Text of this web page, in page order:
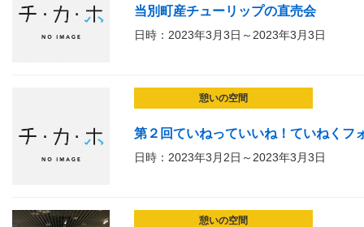
当別町産チューリップの直売会
日時：2023年3月3日～2023年3月3日
憩いの空間
第２回ていねっていいね！ていねく
日時：2023年3月2日～2023年3月3日
憩いの空間